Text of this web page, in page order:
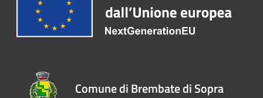
Comune di Brembate di Sopra